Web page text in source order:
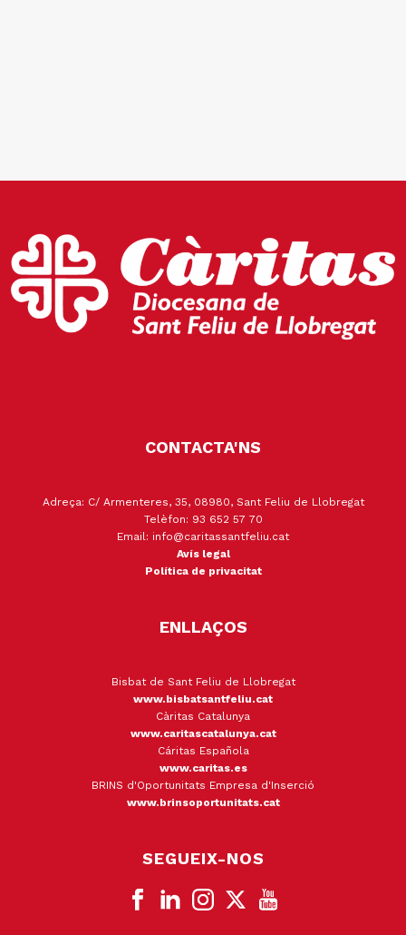
CONTACTA'NS
Adreça: C/ Armenteres, 35, 08980, Sant Feliu de Llobregat
Telèfon: 93 652 57 70
Email: info@caritassantfeliu.cat
Avís legal
Política de privacitat
ENLLAÇOS
Bisbat de Sant Feliu de Llobregat
www.bisbatsantfeliu.cat
Càritas Catalunya
www.caritascatalunya.cat
Cáritas Española
www.caritas.es
BRINS d'Oportunitats Empresa d'Inserció
www.brinsoportunitats.cat
SEGUEIX-NOS